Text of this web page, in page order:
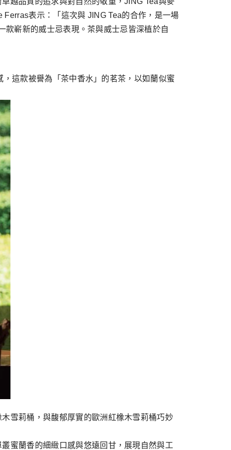
表示：「這次與 JING Tea的合作，是一場
款嶄新的威士忌表現。茶與威士忌皆深植於自
這款被譽為「茶中香水」的茗茶，以如蘭似蜜
雪莉桶，與馥郁厚實的歐洲紅橡木雪莉桶巧妙
蜜蘭香的細緻口感與悠遠回甘，展現自然與工